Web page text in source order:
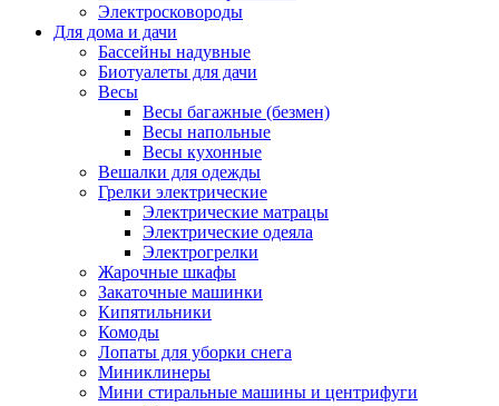
Электросковороды
Для дома и дачи
Бассейны надувные
Биотуалеты для дачи
Весы
Весы багажные (безмен)
Весы напольные
Весы кухонные
Вешалки для одежды
Грелки электрические
Электрические матрацы
Электрические одеяла
Электрогрелки
Жарочные шкафы
Закаточные машинки
Кипятильники
Комоды
Лопаты для уборки снега
Миниклинеры
Мини стиральные машины и центрифуги